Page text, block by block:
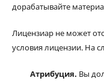
дорабатывайте
Лицензиар не может
условия лицензии. На
Атрибуция. Вы